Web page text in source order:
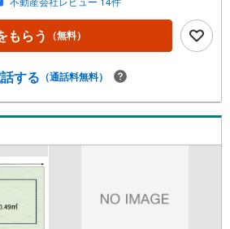
牧店:徒歩14分【教育施設】・認定こども
ども未来学舎:徒歩5分・高槻市立柱本小学
槻市立第七中学校:徒歩25分【その他施
見学のご予約、物件詳細はお気軽にお問
・授乳室（エアコン・空気清浄機設置）が
時以降も問合せ対応）≫*≪*≫*≪*≫*≪*≫
もらう （無料）
する （通話料無料）